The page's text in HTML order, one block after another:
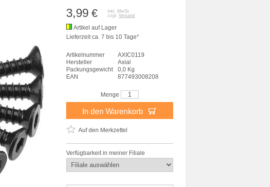
3,99 €
inkl. MwSt.
zzgl. Versand
Artikel auf Lager
Lieferzeit ca. 7 bis 10 Tage*
Artikelnummer
AXIC0119
Hersteller
Axial
Packungsgewicht
0,0 Kg
EAN
877493008208
Menge
In den Warenkorb
Auf den Merkzettel
Verfügbarkeit in meiner Filiale